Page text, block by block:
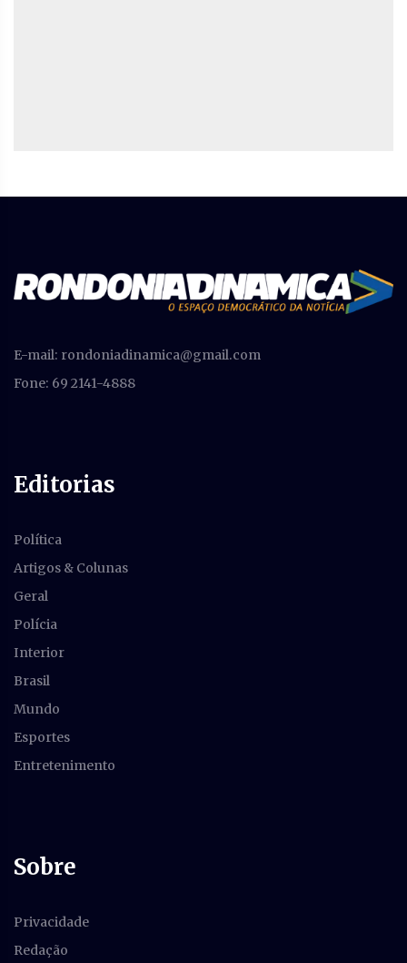
E-mail: rondoniadinamica@gmail.com
Fone: 69 2141-4888
Editorias
Política
Artigos & Colunas
Geral
Polícia
Interior
Brasil
Mundo
Esportes
Entretenimento
Sobre
Privacidade
Redação